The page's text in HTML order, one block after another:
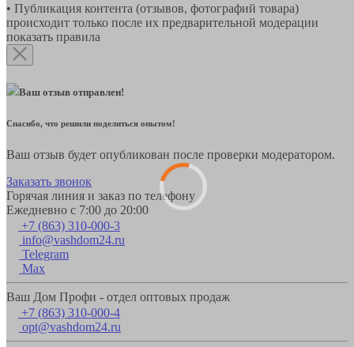
• Публикация контента (отзывов, фотографий товара)
происходит только после их предварительной модерации
показать правила
Ваш отзыв отправлен!
Спасибо, что решили поделиться опытом!
Ваш отзыв будет опубликован после проверки модератором.
Заказать звонок
Горячая линия и заказ по телефону
Ежедневно с 7:00 до 20:00
+7 (863) 310-000-3
info@vashdom24.ru
Telegram
Max
Ваш Дом Профи - отдел оптовых продаж
+7 (863) 310-000-4
opt@vashdom24.ru